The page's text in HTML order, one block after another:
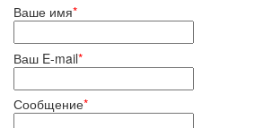
Ваше имя*
Ваш E-mail*
Сообщение*